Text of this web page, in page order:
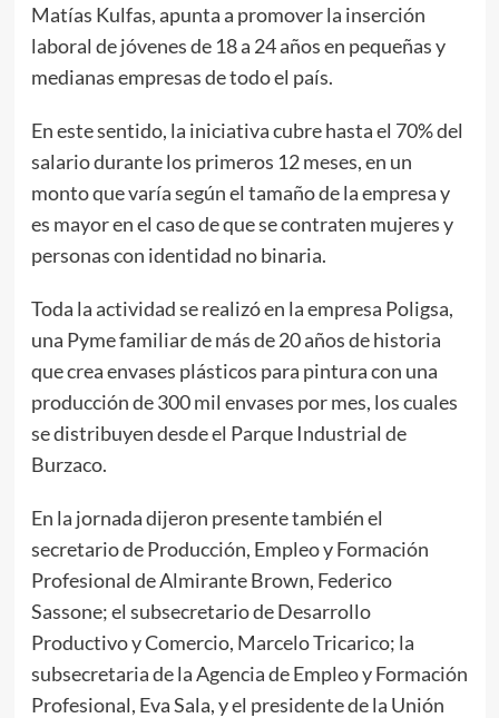
Matías Kulfas, apunta a promover la inserción
laboral de jóvenes de 18 a 24 años en pequeñas y
medianas empresas de todo el país.
En este sentido, la iniciativa cubre hasta el 70% del
salario durante los primeros 12 meses, en un
monto que varía según el tamaño de la empresa y
es mayor en el caso de que se contraten mujeres y
personas con identidad no binaria.
Toda la actividad se realizó en la empresa Poligsa,
una Pyme familiar de más de 20 años de historia
que crea envases plásticos para pintura con una
producción de 300 mil envases por mes, los cuales
se distribuyen desde el Parque Industrial de
Burzaco.
En la jornada dijeron presente también el
secretario de Producción, Empleo y Formación
Profesional de Almirante Brown, Federico
Sassone; el subsecretario de Desarrollo
Productivo y Comercio, Marcelo Tricarico; la
subsecretaria de la Agencia de Empleo y Formación
Profesional, Eva Sala, y el presidente de la Unión